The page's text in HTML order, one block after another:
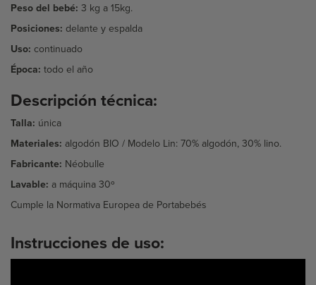
Peso del bebé: 3 kg a 15kg.
Posiciones: delante y espalda
Uso: continuado
Época: todo el año
Descripción técnica:
Talla: única
Materiales: algodón BIO / Modelo Lin: 70% algodón, 30% lino.
Fabricante: Néobulle
Lavable: a máquina 30º
Cumple la Normativa Europea de Portabebés
Instrucciones de uso: